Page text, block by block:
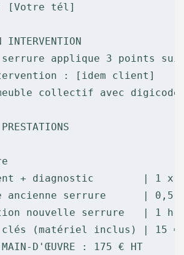
: [Votre tél]
INTERVENTION
serrure applique 3 points
: [idem client]
collectif avec digicode
+ diagnostic        | 1 x
ancienne serrure      | 0,5
nouvelle serrure   | 1 h
(matériel inclus) | 15 €
MAIN-D'ŒUVRE : 175 € HT